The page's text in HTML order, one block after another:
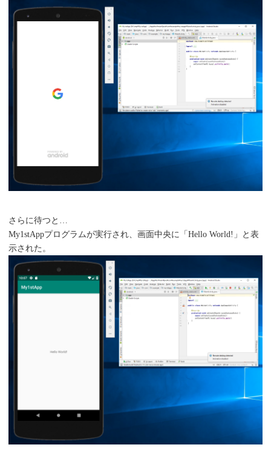
さらに待つと…
My1stAppプログラムが実行され、画面中央に「Hello World!」と表
示された。